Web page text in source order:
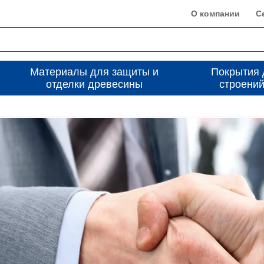
О компании
Материалы для защиты и
отделки древесины
Покрытия